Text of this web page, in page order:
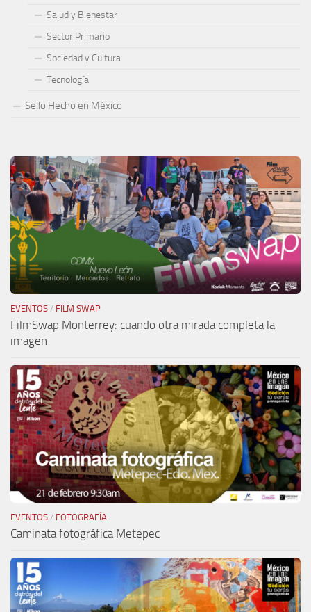
Salud y Bienestar
Sector Primario
Sociedad y Cultura
Tecnología
Sello Hecho en México
EVENTOS / FILM SWAP
FilmSwap Monterrey: cuando otra mirada completa la
imagen
EVENTOS / FOTOGRAFÍA
Caminata fotográfica Metepec